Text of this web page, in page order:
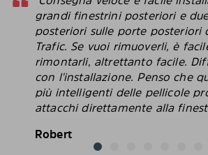
grandi finestrini posteriori e
posteriori sulle porte posteriori
Trafic. Se vuoi rimuoverli, è
rimontarli, altrettanto facile.
con l'installazione. Penso che
più intelligenti delle pellicole
attacchi direttamente alla
Robert